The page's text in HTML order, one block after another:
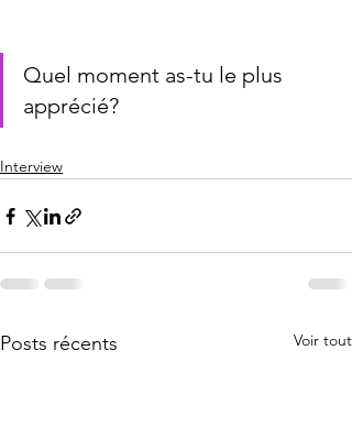
Quel moment as-tu le plus
apprécié?
Interview
Posts récents Voir tout